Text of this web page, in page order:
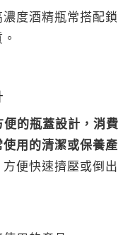
度酒精瓶常搭配鎖
的瓶蓋設計，消費
用的清潔或保養產
便快速擠壓或倒出